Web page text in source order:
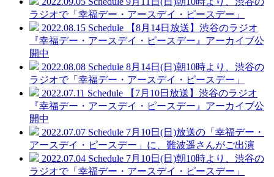
ラジオで「幸福デー・アースデイ・ピースデー」
2022.08.15 Schedule
【8月14日放送】渋谷のラジオ
『幸福デー・アースデイ・ピースデー』アーカイブ公
開中
2022.08.08 Schedule 8月14日(日)朝10時より、渋谷の
ラジオで「幸福デー・アースデイ・ピースデー」
2022.07.11 Schedule
【7月10日放送】渋谷のラジオ
『幸福デー・アースデイ・ピースデー』アーカイブ公
開中
2022.07.07 Schedule 7月10日(日)放送の「幸福デー・
アースデイ・ピースデー」に、難波遥さんがご出演
2022.07.04 Schedule 7月10日(日)朝10時より、渋谷の
ラジオで「幸福デー・アースデイ・ピースデー」